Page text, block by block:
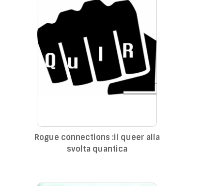
Rogue connections :il queer alla
svolta quantica